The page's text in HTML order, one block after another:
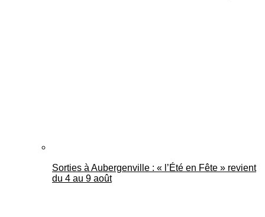
Sorties à Aubergenville : « l’Été en Fête » revient
du 4 au 9 août